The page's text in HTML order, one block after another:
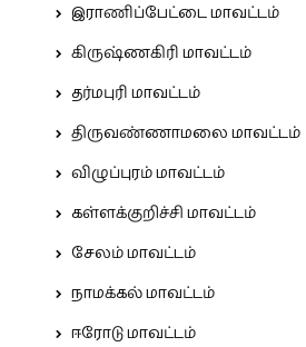
இராணிப்பேட்டை மாவட்டம்
கிருஷ்ணகிரி மாவட்டம்
தர்மபுரி மாவட்டம்
திருவண்ணாமலை மாவட்டம்
விழுப்புரம் மாவட்டம்
கள்ளக்குறிச்சி மாவட்டம்
சேலம் மாவட்டம்
நாமக்கல் மாவட்டம்
ஈரோடு மாவட்டம்